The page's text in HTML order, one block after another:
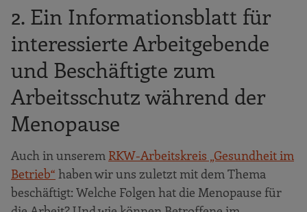
2. Ein Informationsblatt für
interessierte Arbeitgebende
und Beschäftigte zum
Arbeitsschutz während der
Menopause
Auch in unserem RKW-Arbeitskreis „Gesundheit im
Betrieb“ haben wir uns zuletzt mit dem Thema
beschäftigt: Welche Folgen hat die Menopause für